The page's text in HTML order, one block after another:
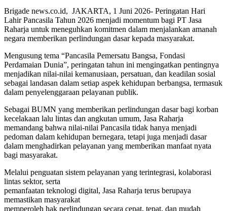
Brigade news.co.id, JAKARTA, 1 Juni 2026- Peringatan Hari
Lahir Pancasila Tahun 2026 menjadi momentum bagi PT Jasa
Raharja untuk meneguhkan komitmen dalam menjalankan amanah
negara memberikan perlindungan dasar kepada masyarakat.
Mengusung tema “Pancasila Pemersatu Bangsa, Fondasi
Perdamaian Dunia”, peringatan tahun ini mengingatkan pentingnya
menjadikan nilai-nilai kemanusiaan, persatuan, dan keadilan sosial
sebagai landasan dalam setiap aspek kehidupan berbangsa, termasuk
dalam penyelenggaraan pelayanan publik.
Sebagai BUMN yang memberikan perlindungan dasar bagi korban
kecelakaan lalu lintas dan angkutan umum, Jasa Raharja
memandang bahwa nilai-nilai Pancasila tidak hanya menjadi
pedoman dalam kehidupan bernegara, tetapi juga menjadi dasar
dalam menghadirkan pelayanan yang memberikan manfaat nyata
bagi masyarakat.
Melalui penguatan sistem pelayanan yang terintegrasi, kolaborasi
lintas sektor, serta
pemanfaatan teknologi digital, Jasa Raharja terus berupaya
memastikan masyarakat
memperoleh hak perlindungan secara cepat, tepat, dan mudah